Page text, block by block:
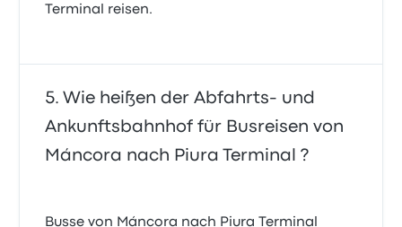
Terminal reisen.
Wie heißen der Abfahrts- und
Ankunftsbahnhof für Busreisen von
Máncora nach Piura Terminal ?
Busse von Máncora nach Piura Terminal